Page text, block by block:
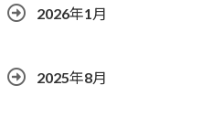
2026年1月
2025年8月